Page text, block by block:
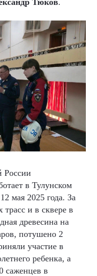
Тюков.
России
в Тулунском
мая 2025 года. За
трасс и в сквере в
древесина на
потушено 2
участие в
ребенка, а
саженцев в